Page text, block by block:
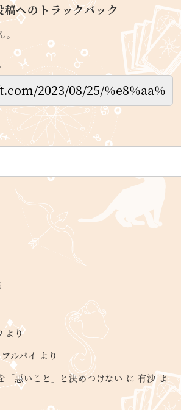
稿へのトラックバック
より
プルパイ より
「悪いこと」と決めつけない に有沙よ